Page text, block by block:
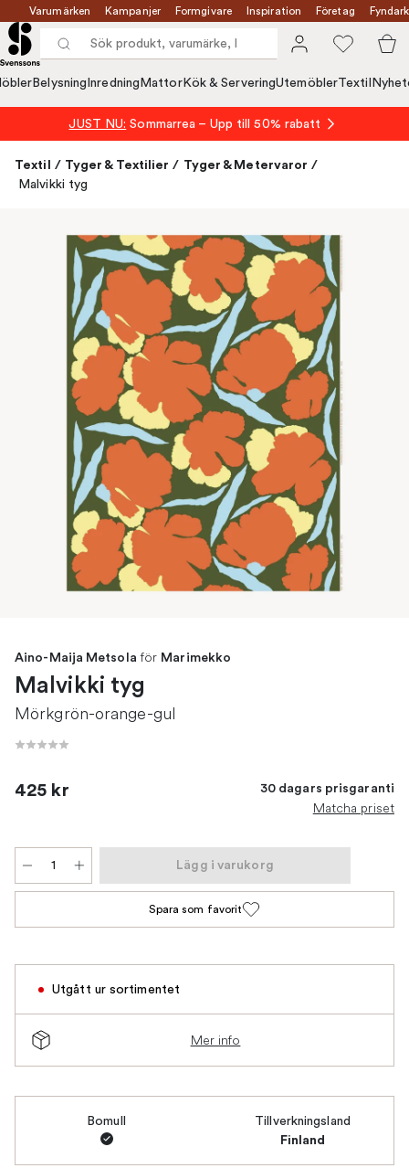
Varumärken Kampanjer Formgivare Inspiration Företag
Belysning Inredning MattorKök & ServeringUtemöblerTextil
JUST NU: Sommarrea – Upp till 50% rabatt
Textil / Tyger & Textilier / Tyger & Metervaror /
Malvikki tyg
Aino-Maija Metsola för Marimekko
Malvikki tyg
Mörkgrön-orange-gul
425 kr 30 dagars prisgaranti
Matcha priset
Lägg i varukorg
Spara som favorit
Utgått ur sortimentet
Mer info
Bomull Tillverkningsland
Finland